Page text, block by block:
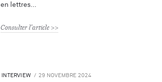
en lettres
Consulter l'article
INTERVIEW 29 NOVEMBRE 2024